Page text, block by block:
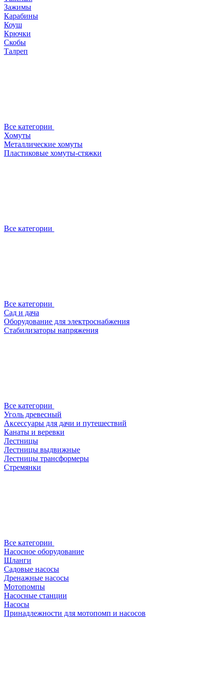
Зажимы
Карабины
Коуш
Крючки
Скобы
Талреп
Все категории
Хомуты
Металлические хомуты
Пластиковые хомуты-стяжки
Все категории
Все категории
Сад и дача
Оборудование для электроснабжения
Стабилизаторы напряжения
Все категории
Уголь древесный
Аксессуары для дачи и путешествий
Канаты и веревки
Лестницы
Лестницы выдвижные
Лестницы трансформеры
Стремянки
Все категории
Насосное оборудование
Шланги
Садовые насосы
Дренажные насосы
Мотопомпы
Насосные станции
Насосы
Принадлежности для мотопомп и насосов